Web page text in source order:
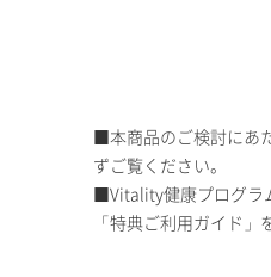
■本商品のご検討にあ
ずご覧ください。
■Vitality健康プログラ
「特典ご利用ガイド」